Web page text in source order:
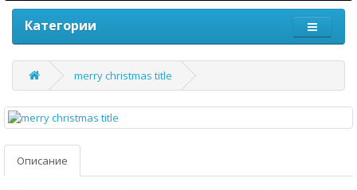
Категории
merry christmas title
Описание